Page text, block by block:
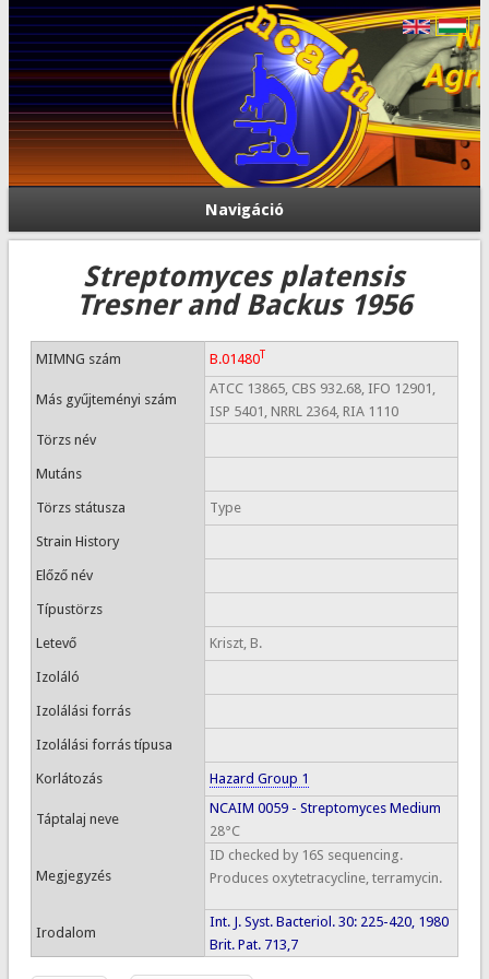
Navigáció
Streptomyces platensis
Tresner and Backus 1956
MIMNG szám B.01480T
Más gyűjteményi szám
ATCC 13865, CBS 932.68, IFO 12901,
ISP 5401, NRRL 2364, RIA 1110
Törzs név
Mutáns
Törzs státusza Type
Strain History
Előző név
Típustörzs
Letevő Kriszt, B.
Izoláló
Izolálási forrás
Izolálási forrás típusa
Korlátozás Hazard Group 1
Táptalaj neve
NCAIM 0059 - Streptomyces Medium
28°C
Megjegyzés
ID checked by 16S sequencing.
Produces oxytetracycline, terramycin.
Irodalom
Int. J. Syst. Bacteriol. 30: 225-420, 1980
Brit. Pat. 713,7